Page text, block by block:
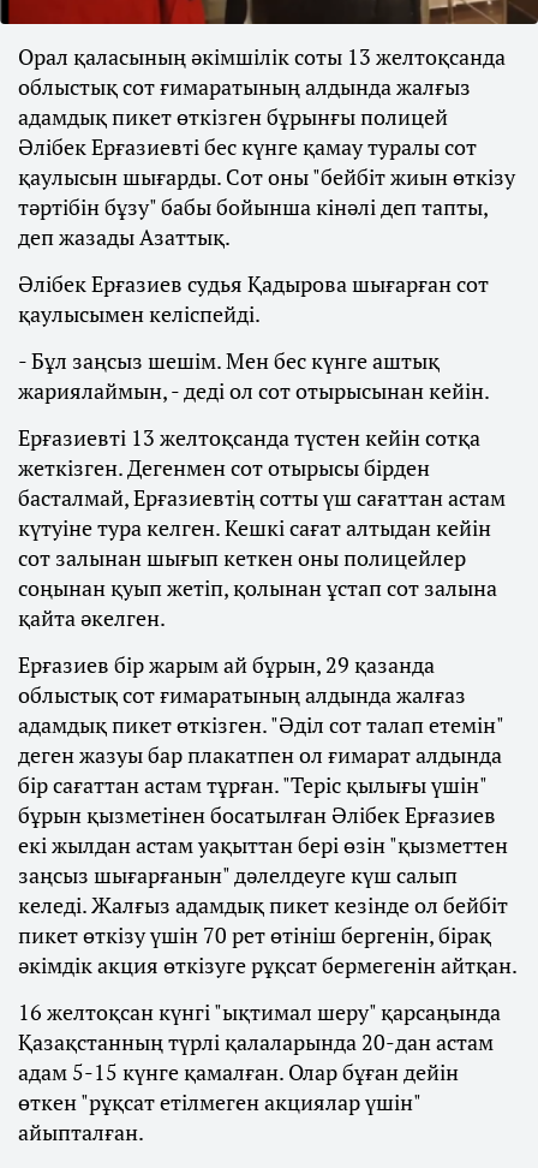
Орал қаласының әкімшілік соты 13 желтоқсанда
облыстық сот ғимаратының алдында жалғыз
адамдық пикет өткізген бұрынғы полицей
Әлібек Ерғазиевті бес күнге қамау туралы сот
қаулысын шығарды. Сот оны "бейбіт жиын өткізу
тәртібін бұзу" бабы бойынша кінәлі деп тапты,
деп жазады Азаттық.
Әлібек Ерғазиев судья Қадырова шығарған сот
қаулысымен келіспейді.
- Бұл заңсыз шешім. Мен бес күнге аштық
жариялаймын, - деді ол сот отырысынан кейін.
Ерғазиевті 13 желтоқсанда түстен кейін сотқа
жеткізген. Дегенмен сот отырысы бірден
басталмай, Ерғазиевтің сотты үш сағаттан астам
күтуіне тура келген. Кешкі сағат алтыдан кейін
сот залынан шығып кеткен оны полицейлер
соңынан қуып жетіп, қолынан ұстап сот залына
қайта әкелген.
Ерғазиев бір жарым ай бұрын, 29 қазанда
облыстық сот ғимаратының алдында жалғаз
адамдық пикет өткізген. "Әділ сот талап етемін"
деген жазуы бар плакатпен ол ғимарат алдында
бір сағаттан астам тұрған. "Теріс қылығы үшін"
бұрын қызметінен босатылған Әлібек Ерғазиев
екі жылдан астам уақыттан бері өзін "қызметтен
заңсыз шығарғанын" дәлелдеуге күш салып
келеді. Жалғыз адамдық пикет кезінде ол бейбіт
пикет өткізу үшін 70 рет өтініш бергенін, бірақ
әкімдік акция өткізуге рұқсат бермегенін айтқан.
16 желтоқсан күнгі "ықтимал шеру" қарсаңында
Қазақстанның түрлі қалаларында 20-дан астам
адам 5-15 күнге қамалған. Олар бұған дейін
өткен "рұқсат етілмеген акциялар үшін"
айыпталған.